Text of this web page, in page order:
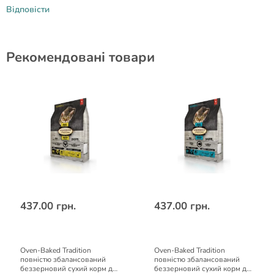
Відповісти
Рекомендовані товари
437.00 грн.
Oven-Baked Tradition
повністю збалансований
беззерновий сухий корм для
437.00 грн.
Oven-Baked Tradition
повністю збалансований
беззерновий сухий корм для